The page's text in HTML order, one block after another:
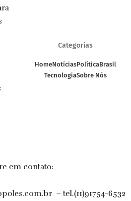
Categorias
HomeNotíciasPolíticaBrasil
TecnologiaSobre Nós
em contato:
– tel.(11)91754-6532